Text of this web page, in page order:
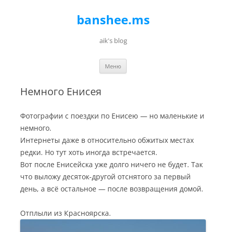
banshee.ms
aik's blog
Меню
Немного Енисея
Фотографии с поездки по Енисею — но маленькие и
немного.
Интернеты даже в относительно обжитых местах
редки. Но тут хоть иногда встречается.
Вот после Енисейска уже долго ничего не будет. Так
что выложу десяток-другой отснятого за первый
день, а всё остальное — после возвращения домой.
Отплыли из Красноярска.